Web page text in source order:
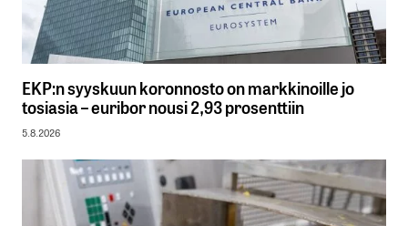
EKP:n syyskuun koronnosto on markkinoille jo
tosiasia – euribor nousi 2,93 prosenttiin
5.8.2026